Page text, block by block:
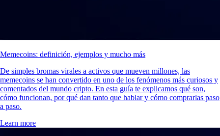
Memecoins: definición, ejemplos y mucho más
De simples bromas virales a activos que mueven millones, las
memecoins se han convertido en uno de los fenómenos más curiosos y
comentados del mundo cripto. En esta guía te explicamos qué son,
cómo funcionan, por qué dan tanto que hablar y cómo comprarlas paso
a paso.
Learn more